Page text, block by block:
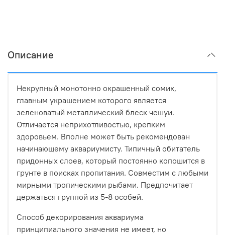
Описание
Некрупный монотонно окрашенный сомик,
главным украшением которого является
зеленоватый металлический блеск чешуи.
Отличается неприхотливостью, крепким
здоровьем. Вполне может быть рекомендован
начинающему аквариумисту. Типичный обитатель
придонных слоев, который постоянно копошится в
грунте в поисках пропитания. Совместим с любыми
мирными тропическими рыбами. Предпочитает
держаться группой из 5-8 особей.
Способ декорирования аквариума
принципиального значения не имеет, но